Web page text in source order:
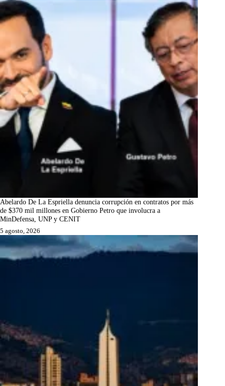
Abelardo De La Espriella denuncia corrupción en contratos por más
de $370 mil millones en Gobierno Petro que involucra a
MinDefensa, UNP y CENIT
5 agosto, 2026